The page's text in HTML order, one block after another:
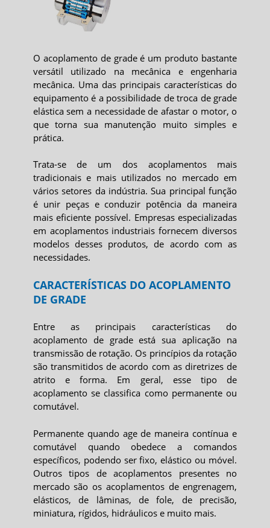
O acoplamento de gradeé um produto bastante
versátil utilizado na mecânica e engenharia
mecânica. Uma das principais características do
equipamento é a possibilidade de troca de grade
elástica sem a necessidade de afastar o motor, o
que torna sua manutenção muito simples e
prática.
Trata-se de um dos acoplamentos mais
tradicionais e mais utilizados no mercado em
vários setores da indústria. Sua principal função
é unir peças e conduzir potência da maneira
mais eficiente possível. Empresas especializadas
em acoplamentos industriais fornecem diversos
modelos desses produtos, de acordo com as
necessidades.
CARACTERÍSTICAS DO ACOPLAMENTO
DE GRADE
Entre as principais características do
acoplamento de gradeestá sua aplicação na
transmissão de rotação. Os princípios da rotação
são transmitidos de acordo com as diretrizes de
atrito e forma. Em geral, esse tipo de
acoplamento se classifica como permanente ou
comutável.
Permanente quando age de maneira contínua e
comutável quando obedece a comandos
específicos, podendo ser fixo, elástico ou móvel.
Outros tipos de acoplamentos presentes no
mercado são os acoplamentos de engrenagem,
elásticos, de lâminas, de fole, de precisão,
miniatura, rígidos, hidráulicos e muito mais.